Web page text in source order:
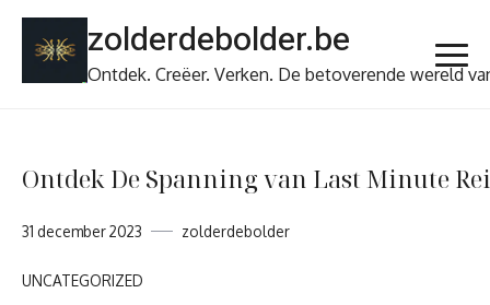
zolderdebolder.be
Ontdek. Creëer. Verken. De betoverende wereld
Ontdek De Spanning van Last Minute
31 december 2023 zolderdebolder
UNCATEGORIZED